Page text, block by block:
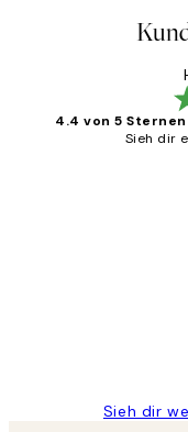
4.4 von 5 Sternen
Sieh dir
Sieh dir